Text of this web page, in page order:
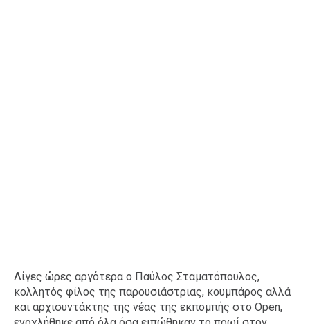
Λίγες ώρες αργότερα o Παύλος Σταματόπουλος,
κολλητός φίλος της παρουσιάστριας, κουμπάρος αλλά
και αρχισυντάκτης της νέας της εκπομπής στο Open,